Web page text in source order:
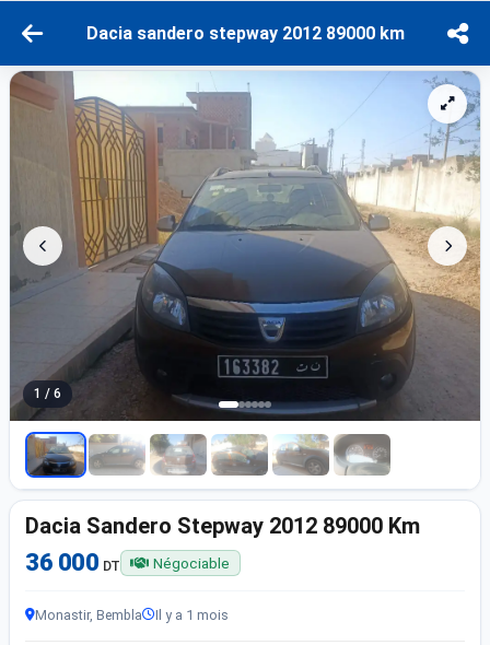
Dacia sandero stepway 2012 89000 km
1 / 6
Dacia Sandero Stepway 2012 89000 Km
36 000 DT Négociable
Monastir, Bembla Il y a 1 mois